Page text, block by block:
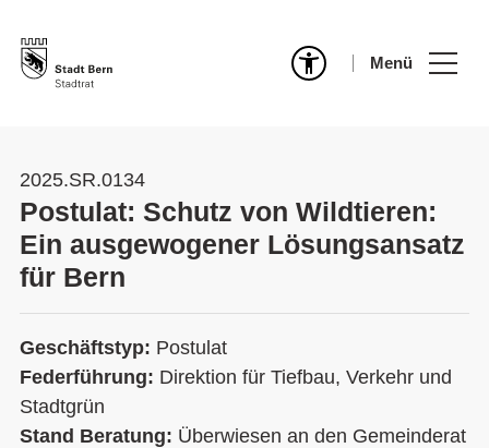
Menü
2025.SR.0134
Postulat: Schutz von Wildtieren:
Ein ausgewogener Lösungsansatz
für Bern
Geschäftstyp: Postulat
Federführung: Direktion für Tiefbau, Verkehr und
Stadtgrün
Stand Beratung: Überwiesen an den Gemeinderat